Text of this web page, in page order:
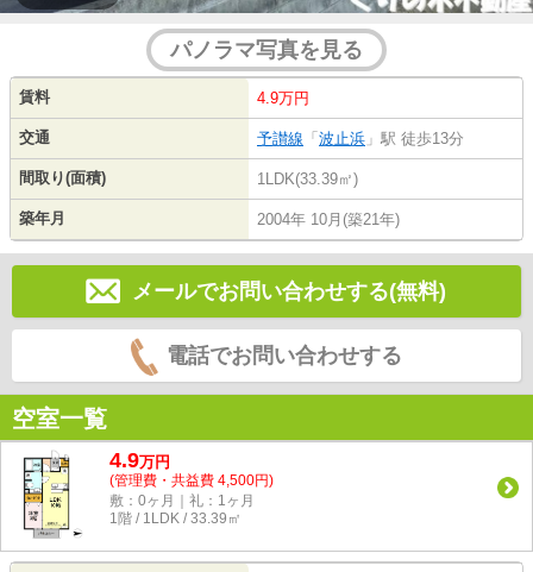
パノラマ写真を見る
賃料 4.9万円
交通 予讃線 「 波止浜 」駅 徒歩13分
間取り(面積) 1LDK(33.39㎡)
築年月 2004年 10月(築21年)
メールでお問い合わせする(無料)
電話でお問い合わせする
空室一覧
4.9万円
(管理費・共益費 4,500円)
敷：0ヶ月｜礼：1ヶ月
1階 / 1LDK / 33.39㎡